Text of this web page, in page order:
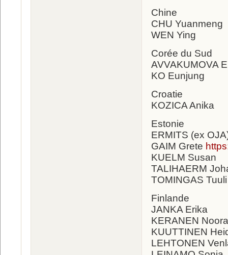
Chine
CHU Yuanmeng
WEN Ying
Corée du Sud
AVVAKUMOVA
KO Eunjung
Croatie
KOZICA Anika
Estonie
ERMITS (ex
GAIM Grete
KUELM Susan
TALIHAERM
TOMINGAS Tuuli
Finlande
JANKA Erika
KERANEN
KUUTTINEN
LEHTONEN